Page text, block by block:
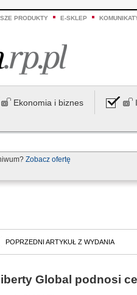
PRODUKTY E-SKLEP
Ekonomia i biznes
Zobacz ofertę
POPRZEDNI ARTYKUŁ Z WYDANIA
Global podnosi